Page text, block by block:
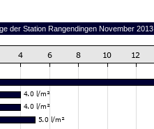
der Station Rangendingen November 2013